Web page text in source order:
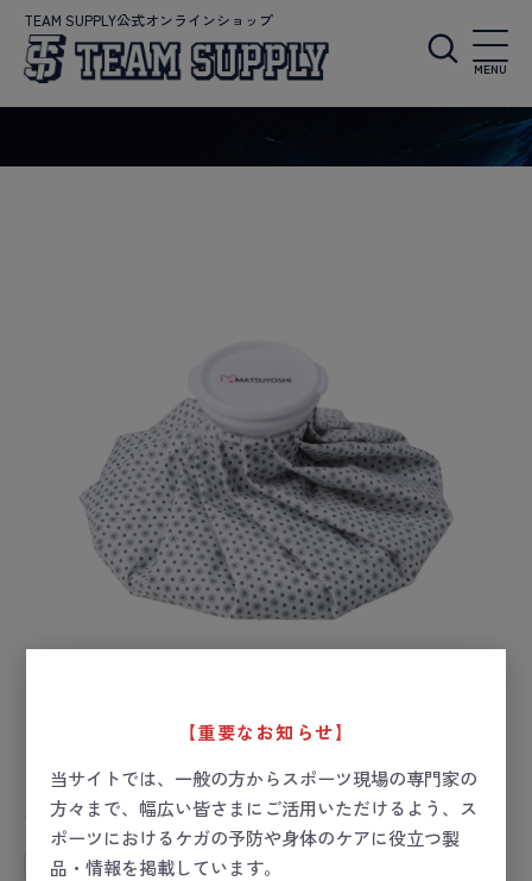
TEAM SUPPLY公式オンラインショップ
MENU
【重要なお知らせ】
当サイトでは、一般の方からスポーツ現場の専門家の
方々まで、幅広い皆さまにご活用いただけるよう、ス
ポーツにおけるケガの予防や身体のケアに役立つ製
品・情報を掲載しています。
マツヨシ アイスバッグ 大
お届け目安：1～2日後
SSチームキット